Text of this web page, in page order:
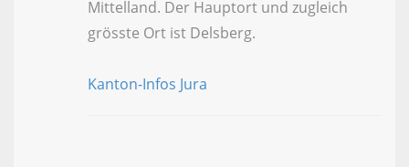
Mittelland. Der Hauptort und zugleich
grösste Ort ist Delsberg.
Kanton-Infos Jura